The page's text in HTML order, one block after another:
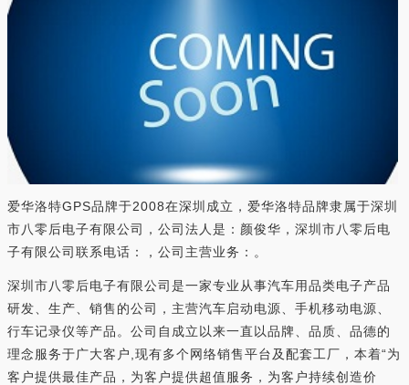
爱华洛特GPS品牌于2008在深圳成立，爱华洛特品牌隶属于深圳
市八零后电子有限公司，公司法人是：颜俊华，深圳市八零后电
子有限公司联系电话：，公司主营业务：。
深圳市八零后电子有限公司是一家专业从事汽车用品类电子产品
研发、生产、销售的公司，主营汽车启动电源、手机移动电源、
行车记录仪等产品。公司自成立以来一直以品牌、品质、品德的
理念服务于广大客户,现有多个网络销售平台及配套工厂，本着“为
客户提供最佳产品，为客户提供超值服务，为客户持续创造价